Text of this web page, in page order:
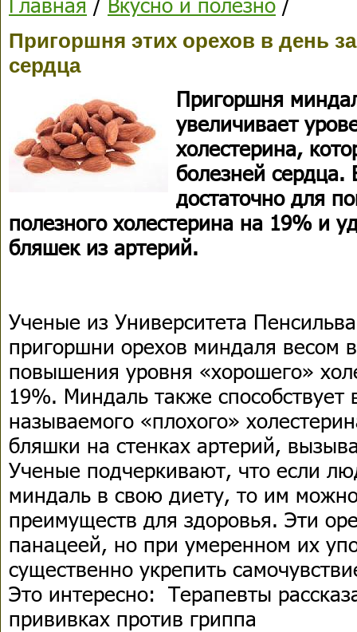
Пригоршня этих орехов в день
сердца
Пригоршня
увеличивает
холестерина,
болезней сердца.
достаточно для
полезного холестерина на 19% и
бляшек из артерий.
Ученые из Университета
пригоршни орехов миндаля весом
повышения уровня «хорошего»
19%. Миндаль также способствует
называемого «плохого»
бляшки на стенках артерий,
Ученые подчеркивают, что если
миндаль в свою диету, то им
преимуществ для здоровья. Эти
панацеей, но при умеренном их
существенно укрепить
Это интересно: Терапевты
прививках против гриппа